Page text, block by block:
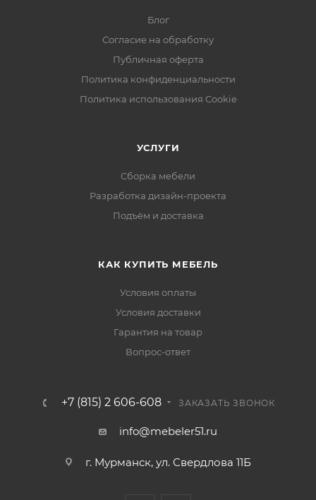
Блог
Согласие на обработку
Публичная оферта
Политика конфиденциальности
Политика использования Cookie
УСЛУГИ
Сборка мебели
Разработка дизайн-проекта
Подъём и доставка
КАК КУПИТЬ МЕБЕЛЬ
Условия оплаты
Условия доставки
Гарантия на товар
Вопрос-ответ
+7 (815) 2 606-608 ЗАКАЗАТЬ ЗВОНОК
info@mebeler51.ru
г. Мурманск, ул. Свердлова 11Б